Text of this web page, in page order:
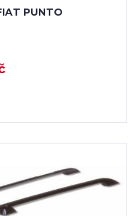
PUNTO